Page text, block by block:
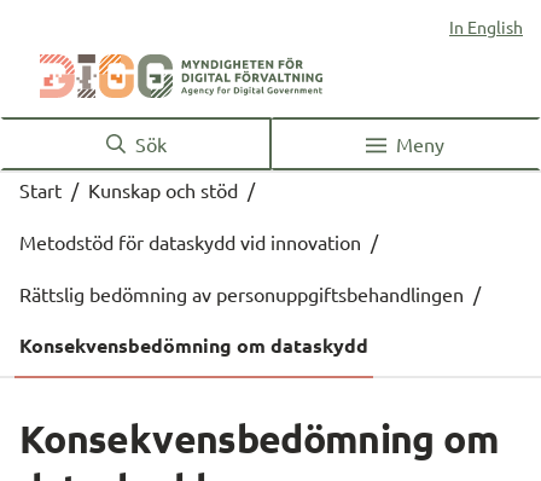
In English
Sök
Meny
Start / Kunskap och stöd /
Metodstöd för dataskydd vid innovation /
Rättslig bedömning av personuppgiftsbehandlingen /
Konsekvensbedömning om dataskydd
Konsekvensbedömning om